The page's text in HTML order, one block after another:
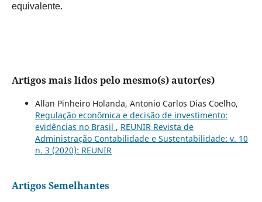
equivalente.
Artigos mais lidos pelo mesmo(s) autor(es)
Allan Pinheiro Holanda, Antonio Carlos Dias Coelho,
Regulação econômica e decisão de investimento:
evidências no Brasil , REUNIR Revista de
Administração Contabilidade e Sustentabilidade: v. 10
n. 3 (2020): REUNIR
Artigos Semelhantes